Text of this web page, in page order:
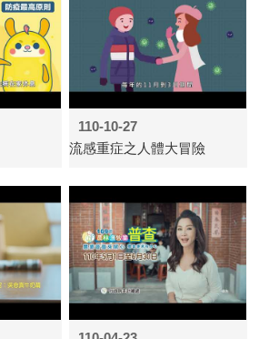
110-10-27
流感重症之人體大冒險